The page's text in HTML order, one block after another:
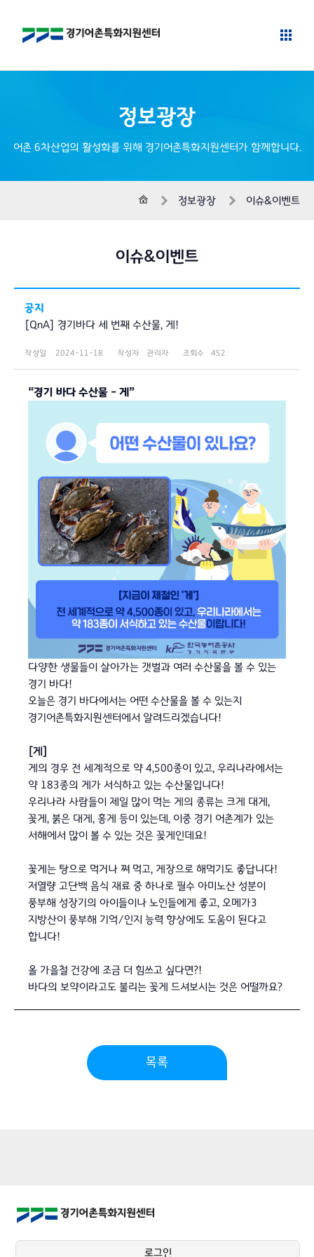
정보광장
어촌 6차산업의 활성화를 위해 경기어촌특화지원센터가 함께합니다.
홈 정보광장 이슈&이벤트
이슈&이벤트
공지
[QnA] 경기바다 세 번째 수산물, 게!
작성일 2024-11-18 작성자 관리자 조회수 452
“경기 바다 수산물 - 게”
다양한 생물들이 살아가는 갯벌과 여러 수산물을 볼 수 있는
경기 바다!
오늘은 경기 바다에서는 어떤 수산물을 볼 수 있는지
경기어촌특화지원센터에서 알려드리겠습니다!
[게]
게의 경우 전 세계적으로 약 4,500종이 있고, 우리나라에서는
약 183종의 게가 서식하고 있는 수산물입니다!
우리나라 사람들이 제일 많이 먹는 게의 종류는 크게 대게,
꽃게, 붉은 대게, 홍게 등이 있는데, 이중 경기 어촌계가 있는
서해에서 많이 볼 수 있는 것은 꽃게인데요!
꽃게는 탕으로 먹거나 쪄 먹고, 게장으로 해먹기도 좋답니다!
저열량 고단백 음식 재료 중 하나로 필수 아미노산 성분이
풍부해 성장기의 아이들이나 노인들에게 좋고, 오메가3
지방산이 풍부해 기억/인지 능력 향상에도 도움이 된다고
합니다!
올 가을철 건강에 조금 더 힘쓰고 싶다면?!
바다의 보약이라고도 불리는 꽃게 드셔보시는 것은 어떨까요?
목록
로그인